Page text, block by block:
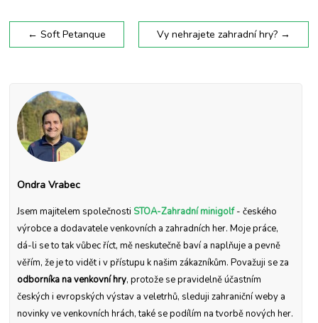
← Soft Petanque Vy nehrajete zahradní hry? →
Ondra Vrabec
Jsem majitelem společnosti STOA-Zahradní minigolf- českého
výrobce a dodavatele venkovních a zahradních her. Moje práce,
dá-li se to tak vůbec říct, mě neskutečně baví a naplňuje a pevně
věřím, že je to vidět i v přístupu k našim zákazníkům. Považuji se za
odborníka na venkovní hry, protože se pravidelně účastním
českých i evropských výstav a veletrhů, sleduji zahraniční weby a
novinky ve venkovních hrách, také se podílím na tvorbě nových her.